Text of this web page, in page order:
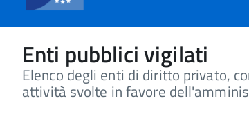
Enti pubblici vigilati
Elenco degli enti di diritto privato,
attività svolte in favore